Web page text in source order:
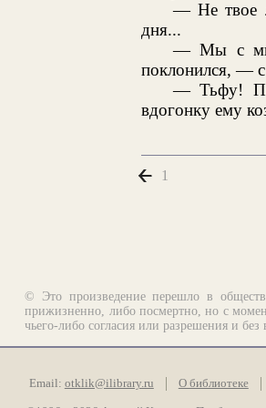
— Не твое
дня...
— Мы с
поклонился, —
— Тьфу!
вдогонку ему
1
© Это произведение перешло в
прижизненно, либо посмертно, но с
чьего-либо согласия или разрешения и
Email: otklik@ilibrary.ru О библиотеке